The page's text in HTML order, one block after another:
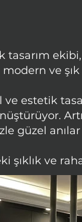
tasarım
modern ve
ve estetik
güzel
şıklık ve